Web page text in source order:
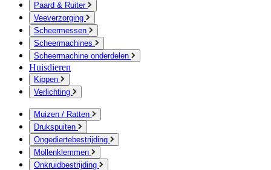
Paard & Ruiter
Veeverzorging
Scheermessen
Scheermachines
Scheermachine onderdelen
Huisdieren
Kippen
Verlichting
Muizen / Ratten
Drukspuiten
Ongediertebestrijding
Mollenklemmen
Onkruidbestrijding